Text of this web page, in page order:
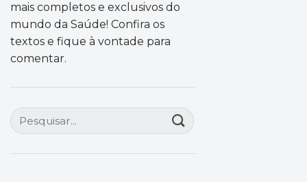
mais completos e exclusivos do
mundo da Saúde! Confira os
textos e fique à vontade para
comentar.